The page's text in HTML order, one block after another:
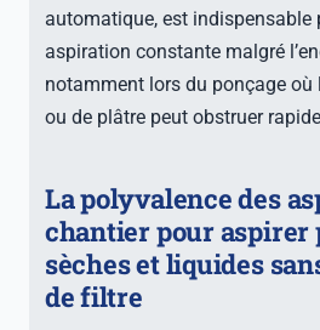
automatique, est indispensable
aspiration constante malgré
notamment lors du ponçage où
ou de plâtre peut obstruer
La polyvalence des
chantier pour aspirer
sèches et liquides
de filtre